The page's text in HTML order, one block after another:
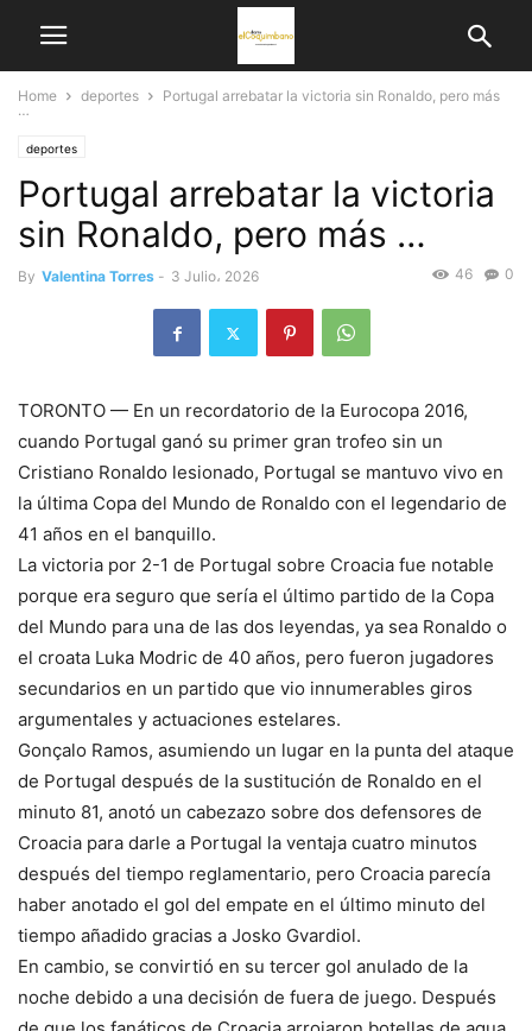
Home deportes
Portugal arrebatar la victoria sin Ronaldo, pero más
…
deportes
Portugal arrebatar la victoria
sin Ronaldo, pero más …
By Valentina Torres - 3 Julio، 2026 0
46
TORONTO — En un recordatorio de la Eurocopa 2016,
cuando Portugal ganó su primer gran trofeo sin un
Cristiano Ronaldo lesionado, Portugal se mantuvo vivo en
la última Copa del Mundo de Ronaldo con el legendario de
41 años en el banquillo.
La victoria por 2-1 de Portugal sobre Croacia fue notable
porque era seguro que sería el último partido de la Copa
del Mundo para una de las dos leyendas, ya sea Ronaldo o
el croata Luka Modric de 40 años, pero fueron jugadores
secundarios en un partido que vio innumerables giros
argumentales y actuaciones estelares.
Gonçalo Ramos, asumiendo un lugar en la punta del ataque
de Portugal después de la sustitución de Ronaldo en el
minuto 81, anotó un cabezazo sobre dos defensores de
Croacia para darle a Portugal la ventaja cuatro minutos
después del tiempo reglamentario, pero Croacia parecía
haber anotado el gol del empate en el último minuto del
tiempo añadido gracias a Josko Gvardiol.
En cambio, se convirtió en su tercer gol anulado de la
noche debido a una decisión de fuera de juego. Después